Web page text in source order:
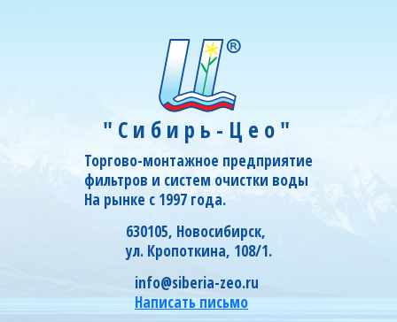
"Сибирь-Цео"
Торгово-монтажное предприятие
фильтров и систем очистки воды
На рынке с 1997 года.
630105, Новосибирск,
ул. Кропоткина, 108/1.
info@siberia-zeo.ru
Написать письмо